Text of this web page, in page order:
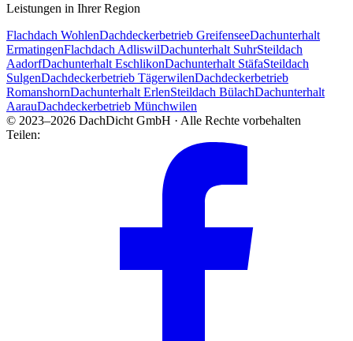
Leistungen in Ihrer Region
Flachdach WohlenDachdeckerbetrieb GreifenseeDachunterhalt
ErmatingenFlachdach AdliswilDachunterhalt SuhrSteildach
AadorfDachunterhalt EschlikonDachunterhalt StäfaSteildach
SulgenDachdeckerbetrieb TägerwilenDachdeckerbetrieb
RomanshornDachunterhalt ErlenSteildach BülachDachunterhalt
AarauDachdeckerbetrieb Münchwilen
© 2023–2026 DachDicht GmbH · Alle Rechte vorbehalten
Teilen: